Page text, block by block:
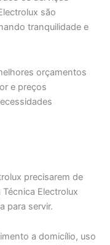
são
tranquilidade e
orçamentos
e preços
precisarem de
Electrolux
para servir.
a domicílio, uso